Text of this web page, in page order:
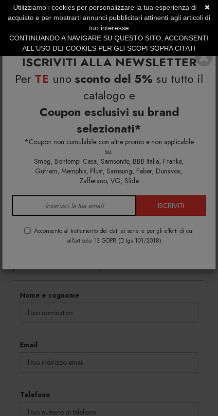
ISCRIVITI ALLA NEWSLETTER
Per TE uno sconto del 5% su tutto il
catalogo e
Coupon esclusivi su brand
selezionati*
*Coupon non cumulabile con altre promo e non applicabile
su:
Smeg, Bontempi Casa, Samsonite, BBB Italia, Franke,
Gufram, Memphis, Plust, Samsung, Faber, Dunavox,
Zafferano, VG, Slide
ISCRIVITI
Acconsento al trattamento dei dati ai sensi e per gli effetti di cui
all'articolo 13 GDPR (D.lgs 101/2018)
SERVIZIO CLIENTI +39.0773.470.562
SUMMER SALES | Fino al 31 Agosto
Richiedi info e un'offerta personalizzata per te
Tibu Sgabello girevole
Richiedi maggiori info e la tua
offerta personalizzata per Tibu
Sgabello girevole
informazioni su colori, materiali e disponibilità.
Nome e cognome
Email
Telefono
✖
Utilizziamo i cookies per personalizzare la tua esperienza di
acquisto e per mostrarti annunci pubblicitari attinenti agli articoli di
tuo interesse
CONTINUANDO A NAVIGARE SU QUESTO SITO, ACCONSENTI
ALL'USO DEI COOKIES PER GLI SCOPI SOPRA CITATI